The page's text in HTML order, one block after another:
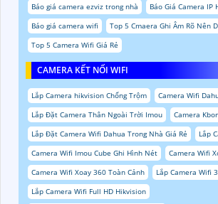
Báo giá camera ezviz trong nhà
Báo Giá Camera
Báo giá camera wifi
Top 5 Cmaera Ghi Âm Rõ Nên
Top 5 Camera Wifi Giá Rẻ
CAMERA KẾT NỐI WIFI
Lắp Camera hikvision Chống Trộm
Camera Wifi
Lắp Đặt Camera Thân Ngoài Trời Imou
Camera
Lắp Đặt Camera Wifi Dahua Trong Nhà Giá Rẻ
Lắp
Camera Wifi Imou Cube Ghi Hình Nét
Camera Wifi
Camera Wifi Xoay 360 Toàn Cảnh
Lắp Camera Wifi
Lắp Camera Wifi Full HD Hikvision